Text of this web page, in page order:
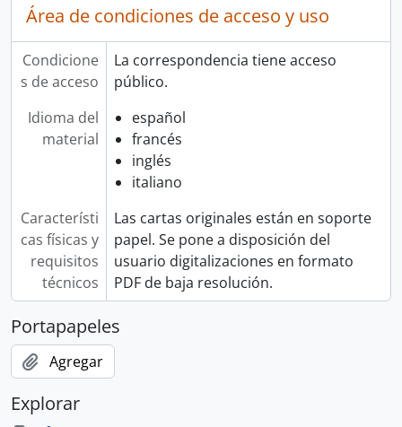
Área de condiciones de acceso y uso
Condicione
s de acceso
La correspondencia tiene acceso
público.
Idioma del
material
español
francés
inglés
italiano
Característi
cas físicas y
requisitos
técnicos
Las cartas originales están en soporte
papel. Se pone a disposición del
usuario digitalizaciones en formato
PDF de baja resolución.
Portapapeles
Agregar
Explorar